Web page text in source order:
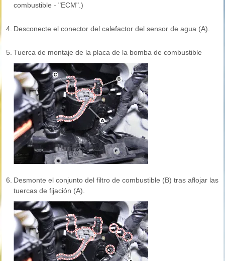
combustible - "ECM".)
4. Desconecte el conector del calefactor del sensor de agua (A).
5. Tuerca de montaje de la placa de la bomba de combustible
6. Desmonte el conjunto del filtro de combustible (B) tras aflojar las
tuercas de fijación (A).